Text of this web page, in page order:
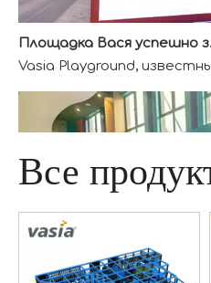
Vasia Playground,
Все